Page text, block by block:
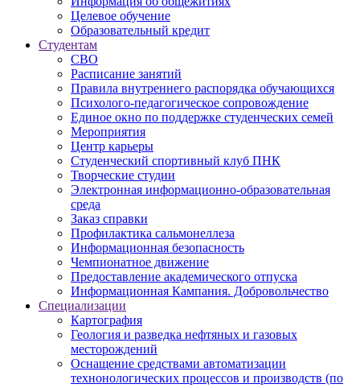
Целевое обучение
Образовательный кредит
Студентам
СВО
Расписание занятий
Правила внутреннего распорядка обучающихся
Психолого-педагогическое сопровождение
Единое окно по поддержке студенческих семей
Мероприятия
Центр карьеры
Студенческий спортивный клуб ПНК
Творческие студии
Электронная информационно-образовательная
среда
Заказ справки
Профилактика сальмонеллеза
Информационная безопасность
Чемпионатное движение
Предоставление академического отпуска
Информационная Кампания. Добровольчество
Специализации
Картография
Геология и разведка нефтяных и газовых
месторождений
Оснащение средствами автоматизации
технонологических процессов и производств (по